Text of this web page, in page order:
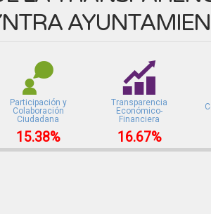
Participación y
Colaboración
Ciudadana
15.38%
Transparencia
Económico-
Financiera
16.67%